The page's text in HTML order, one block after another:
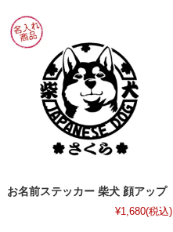
お名前ステッカー 柴犬 顔アップ
¥1,680(税込)